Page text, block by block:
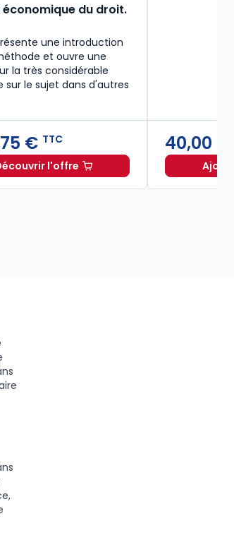
deDès14,92 €TTC
économique du droit.
une introduction
et ouvre une
la très considérable
sur le sujet dans d'autres
€ TTC
l'offre
Analyse économique du droit. 3e
40,00 €